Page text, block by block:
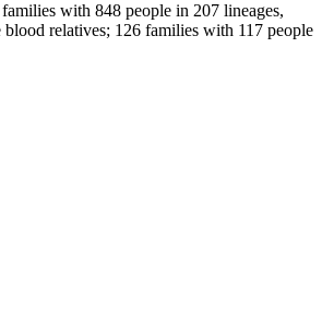
with 848 people in 207 lineages,
blood relatives; 126 families with 117 people